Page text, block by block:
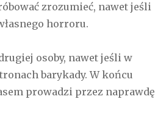
zrozumieć, nawet jeśli
horroru.
osoby, nawet jeśli w
barykady. W końcu
prowadzi przez naprawdę